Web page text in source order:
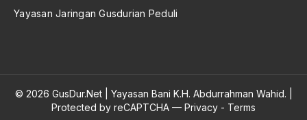
Bahasa Nasional
bali
Yayasan Jaringan Gusdurian Peduli
© 2026 GusDur.Net Yayasan Bani K.H. Abdurrahman Wahid.
Protected by reCAPTCHA — Privacy - Terms